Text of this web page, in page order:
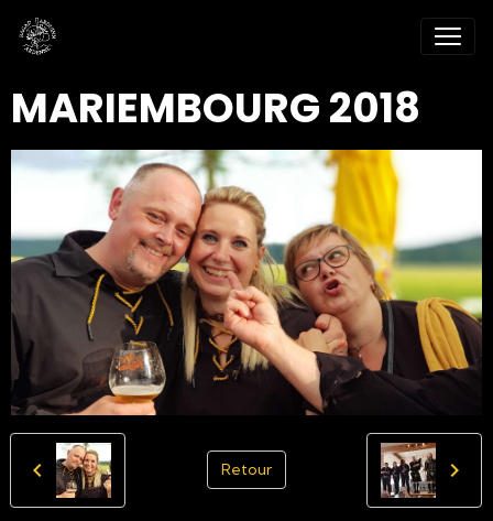
MARIEMBOURG 2018
Retour